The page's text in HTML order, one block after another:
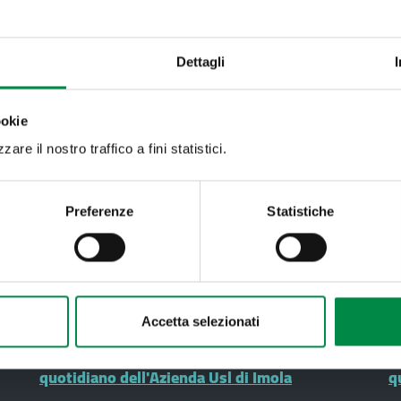
Dettagli
il nostro traffico a fini statistici.
Preferenze Statistiche
Accetta selezionati
Come fare per
Amianto
Attività funerarie
Assistenza ai minori con autismo e disturbi
autistici (ASD)
Cartelle Cliniche
AIDS - HIV e salute sessuale: l’impegno
quotidiano dell'Azienda Usl di Imola